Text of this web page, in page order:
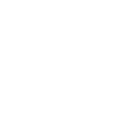
break from the
and stay at Ballen
to 1928. Ballen is